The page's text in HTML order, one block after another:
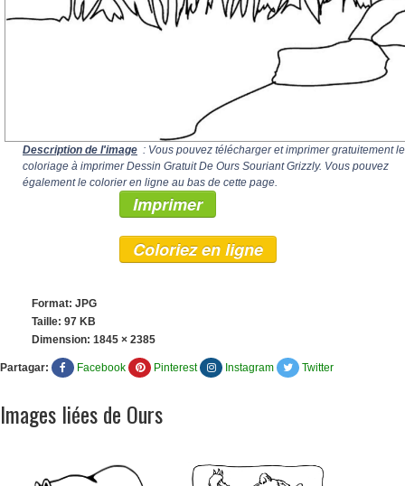
Description de l'image : Vous pouvez télécharger et imprimer gratuitement le
coloriage à imprimer Dessin Gratuit De Ours Souriant Grizzly. Vous pouvez
également le colorier en ligne au bas de cette page.
Imprimer
Coloriez en ligne
Format: JPG
Taille: 97 KB
Dimension: 1845 × 2385
Partagar: Facebook Pinterest Instagram Twitter
Images liées de Ours